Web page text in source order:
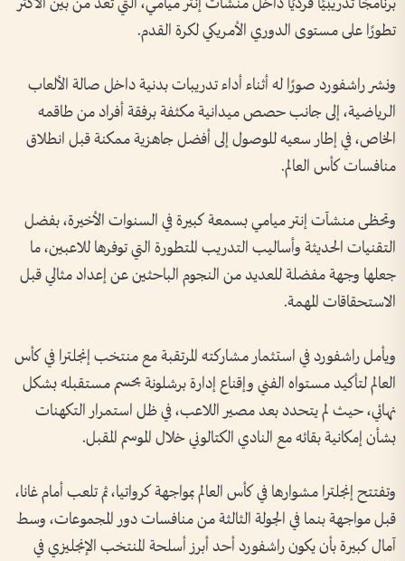
تطورًا على مستوى الدوري الأمريكي لكرة القدم.
ونشر راشفورد صورًا له أثناء أداء تدريبات بدنية داخل صالة الألعاب
الرياضية، إلى جانب حصص ميدانية مكثفة برفقة أفراد من طاقمه
الخاص، في إطار سعيه للوصول إلى أفضل جاهزية ممكنة قبل انطلاق
منافسات كأس العالم.
وتحظى منشآت إنتر ميامي بسمعة كبيرة في السنوات الأخيرة، بفضل
التقنيات الحديثة وأساليب التدريب المتطورة التي توفرها للاعبين، ما
جعلها وجهة مفضلة للعديد من النجوم الباحثين عن إعداد مثالي قبل
الاستحقاقات المهمة.
ويأمل راشفورد في استثمار مشاركته المرتقبة مع منتخب إنجلترا في كأس
العالم لتأكيد مستواه الفني وإقناع إدارة برشلونة بحسم مستقبله بشكل
نهائي، حيث لم يتحدد بعد مصير اللاعب، في ظل استمرار التكهنات
بشأن إمكانية بقائه مع النادي الكتالوني خلال الموسم المقبل.
وتفتتح إنجلترا مشوارها في كأس العالم بمواجهة كرواتيا، ثم تلعب أمام غانا،
قبل مواجهة بنما في الجولة الثالثة من منافسات دور المجموعات، وسط
آمال كبيرة بأن يكون راشفورد أحد أبرز أسلحة المنتخب الإنجليزي في